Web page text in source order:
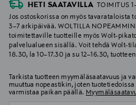
HETI SAATAVILLA
TOIMITUS
Jos ostoskorissa on myös
3–7 arkipäivää. WOLTILLA
toimitettaville tuotteille myös Wolt-
palvelualueen sisällä. Voit tehdä Wolt-
18.30, la 10–17.30 ja su 12–16.30,
Tarkista tuotteen myymäläsaatavuus ja
muuttua nopeastikin, joten
varmistaa paikan päällä.